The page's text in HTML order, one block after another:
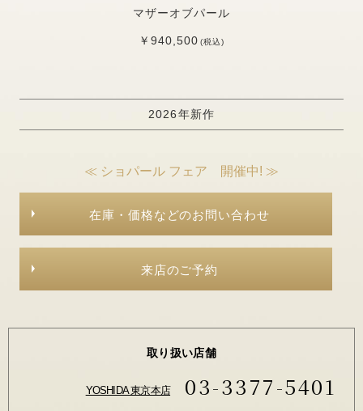
マザーオブパール
￥940,500(税込)
2026年新作
≪ ショパール フェア 開催中! ≫
在庫・価格などのお問い合わせ
来店のご予約
取り扱い店舗
YOSHIDA 東京本店 03-3377-5401